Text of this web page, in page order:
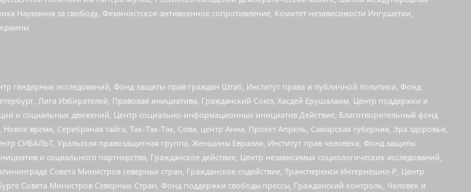
за свободу, Феминистское антивоенное сопротивление, Комитет независимости Ингушетии,
гендерных исследований, Фонд защиты прав граждан Штаб, Институт права и публичной политики, Фонд
Лига Избирателей, Правовая инициатива, Гражданский Союз, Хасдей Ерушалаим, Центр поддержки и
и социальных движений, Центр социально-информационных инициатив Действие, Благотворительный фонд
время, Серебряная тайга, Так-Так-Так, Сова, центр Анна, Проект Апрель, Самарская губерния, Эра здоровья,
СИБАЛЬТ, Уральская правозащитная группа, Женщины Евразии, Институт прав человека, Фонд защиты
и социального партнерства, Гражданское действие, Центр независимых социологических исследований,
Совета Министров северных стран, Гражданское содействие, Трансперенси Интернешнл-Р, Центр
Совета Министров Северных Стран, Фонд поддержки свободы прессы, Гражданский контроль, Человек и